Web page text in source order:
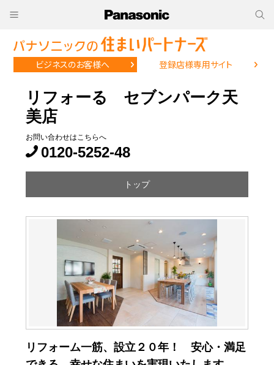
ビジネスのお客様へ 登録店様専用サイト
リフォーる セブンパーク天
美店
お問い合わせはこちらへ
0120-5252-48
トップ
リフォーム一筋、設立２０年！ 安心・満足